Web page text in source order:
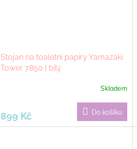
Stojan na toaletní papíry Yamazaki
Tower 7850 | bílý
Skladem
899 Kč Do košíku